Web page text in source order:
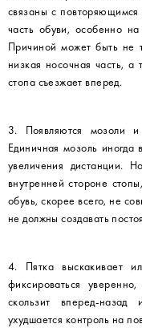
связаны с
часть обуви, особенно
Причиной может быть не
низкая носочная часть, а
стопа съезжает вперед.
3. Появляются мозоли
Единичная мозоль иногда
увеличения дистанции.
внутренней стороне
обувь, скорее всего, не
не должны создавать
4. Пятка выскакивает
фиксироваться
скользит вперед-
ухудшается контроль на